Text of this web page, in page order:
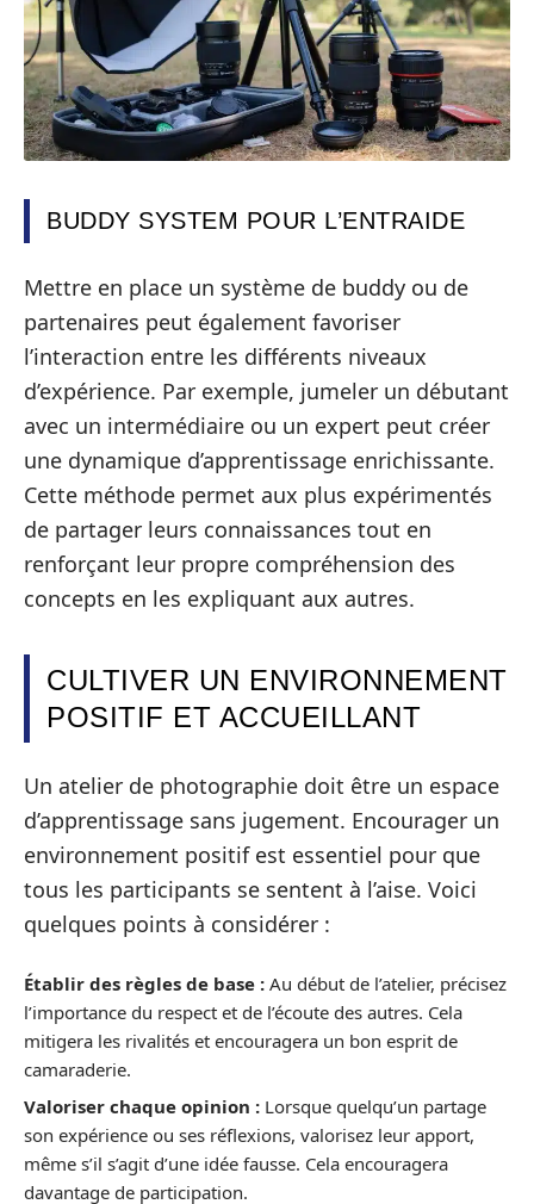
BUDDY SYSTEM POUR L’ENTRAIDE
Mettre en place un système de buddy ou de
partenaires peut également favoriser
l’interaction entre les différents niveaux
d’expérience. Par exemple, jumeler un débutant
avec un intermédiaire ou un expert peut créer
une dynamique d’apprentissage enrichissante.
Cette méthode permet aux plus expérimentés
de partager leurs connaissances tout en
renforçant leur propre compréhension des
concepts en les expliquant aux autres.
CULTIVER UN ENVIRONNEMENT
POSITIF ET ACCUEILLANT
Un atelier de photographie doit être un espace
d’apprentissage sans jugement. Encourager un
environnement positif est essentiel pour que
tous les participants se sentent à l’aise. Voici
quelques points à considérer :
Établir des règles de base : Au début de l’atelier, précisez
l’importance du respect et de l’écoute des autres. Cela
mitigera les rivalités et encouragera un bon esprit de
camaraderie.
Valoriser chaque opinion : Lorsque quelqu’un partage
son expérience ou ses réflexions, valorisez leur apport,
même s’il s’agit d’une idée fausse. Cela encouragera
davantage de participation.